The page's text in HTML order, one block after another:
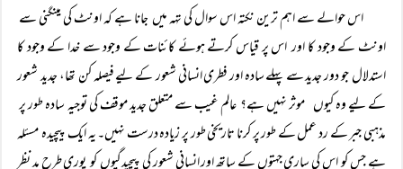
اس حوالے سے اہم ترین نکتہ اس سوال کی تہہ میں جانا ہے کہ اونٹ کی مینگنی سے
اونٹ کے وجود کا اور اس پر قیاس کرتے ہوئے کائنات کے وجود سے خدا کے وجود کا
استدلال جو دور جدید سے پہلے سادہ اور فطری انسانی شعور کے لیے فیصلہ کن تھا، جدید شعور
کے لیے وہ کیوں موثر نہیں ہے؟ عالم غیب سے متعلق جدید موقف کی توجیہ سادہ طور پر
مذہبی جبر کے رد عمل کے طور پر کرنا تاریخی طور پر زیادہ درست نہیں۔ یہ ایک پیچیدہ مسئلہ
ہے جس کو اس کی ساری جہتوں کے ساتھ اور انسانی شعور کی پیچیدگیوں کو پوری طرح مد نظر